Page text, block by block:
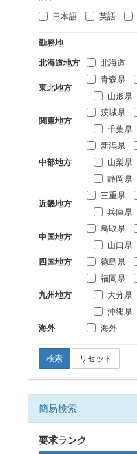
日本語
英語
勤務地
北海道地方
北海道
東北地方
青森県
山形県
関東地方
茨城県
千葉県
中部地方
新潟県
山梨県
静岡県
近畿地方
三重県
兵庫県
中国地方
鳥取県
山口県
四国地方
徳島県
九州地方
福岡県
大分県
沖縄県
海外
海外
検索 リセット
簡易検索
要求ランク